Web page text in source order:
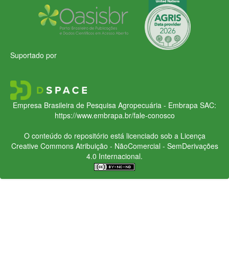
Suportado por
Empresa Brasileira de Pesquisa Agropecuária - Embrapa SAC:
https://www.embrapa.br/fale-conosco
O conteúdo do repositório está licenciado sob a Licença
Creative CommonsAtribuição - NãoComercial - SemDerivações
4.0 Internacional.